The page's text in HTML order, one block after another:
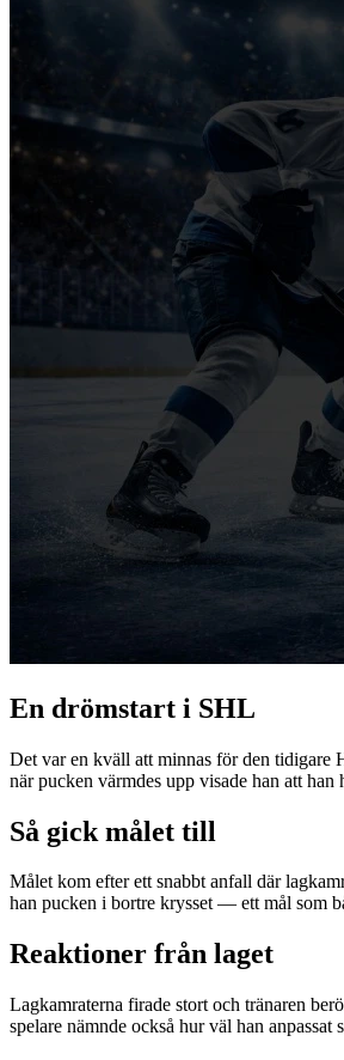
En drömstart i SHL
Det var en kväll att minnas för den tidigare
när pucken värmdes upp visade han att han
Så gick målet till
Målet kom efter ett snabbt anfall där
han pucken i bortre krysset — ett mål som
Reaktioner från laget
Lagkamraterna firade stort och tränaren
spelare nämnde också hur väl han